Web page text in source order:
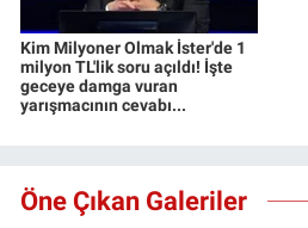
Kim Milyoner Olmak İster'de 1
milyon TL'lik soru açıldı! İşte
geceye damga vuran
yarışmacının cevabı...
Öne Çıkan Galeriler